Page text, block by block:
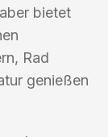
bietet
Rad
genießen